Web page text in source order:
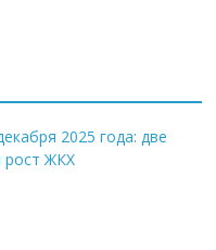
2025 года: две
рост ЖКХ